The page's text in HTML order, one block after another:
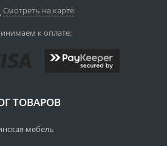
Смотреть на карте
к оплате:
ТОВАРОВ
мебель